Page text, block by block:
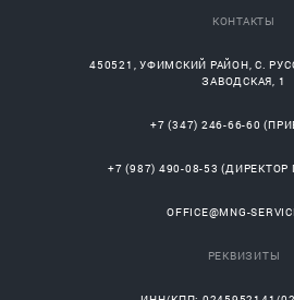
КОНТАКТЫ
450521 ,УФИМСКИЙ РАЙОН, С.
ЗАВОДСКАЯ, 1
+7 (347) 246-66-60
+7 (987) 490-08-53 (ДИРЕКТОР
OFFICE@MNG-
РЕКВИЗИТЫ